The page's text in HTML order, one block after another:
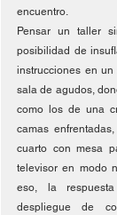
encuentro.
Pensar un taller
posibilidad de
instrucciones en
sala de agudos,
como los de una
camas
cuarto con mesa
televisor en modo
eso, la
despliegue de